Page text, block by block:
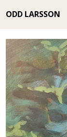
ODD LARSSON